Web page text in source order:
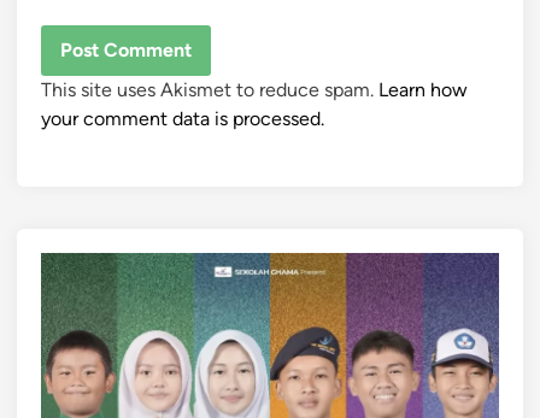
This site uses Akismet to reduce spam. Learn how
your comment data is processed.